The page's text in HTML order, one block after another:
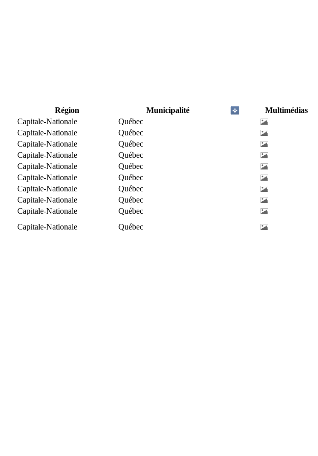
Région Municipalité
Multimédias
Capitale-Nationale
Québec
Capitale-Nationale
Québec
Capitale-Nationale
Québec
Capitale-Nationale
Québec
Capitale-Nationale
Québec
Capitale-Nationale
Québec
Capitale-Nationale
Québec
Capitale-Nationale
Québec
Capitale-Nationale
Québec
Capitale-Nationale Québec